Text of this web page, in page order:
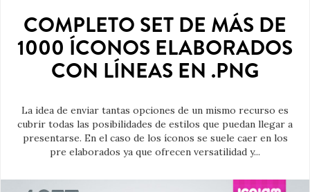
COMPLETO SET DE MÁS DE
1000 ÍCONOS ELABORADOS
CON LÍNEAS EN .PNG
La idea de enviar tantas opciones de un mismo recurso es
cubrir todas las posibilidades de estilos que puedan llegar a
presentarse. En el caso de los íconos se suele caer en los
pre elaborados ya que ofrecen versatilidad y...